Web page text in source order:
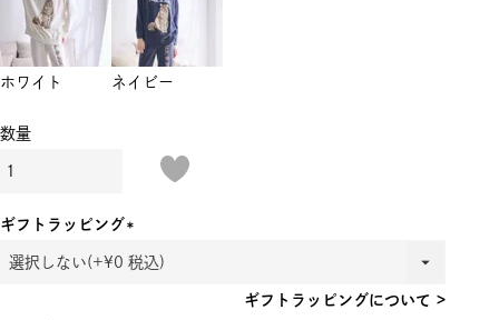
ホワイト ネイビー
ギフトラッピング
(必
ギフトラッピングについて >